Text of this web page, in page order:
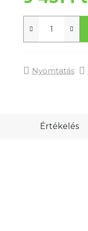
Nyomtatás
Értékelés